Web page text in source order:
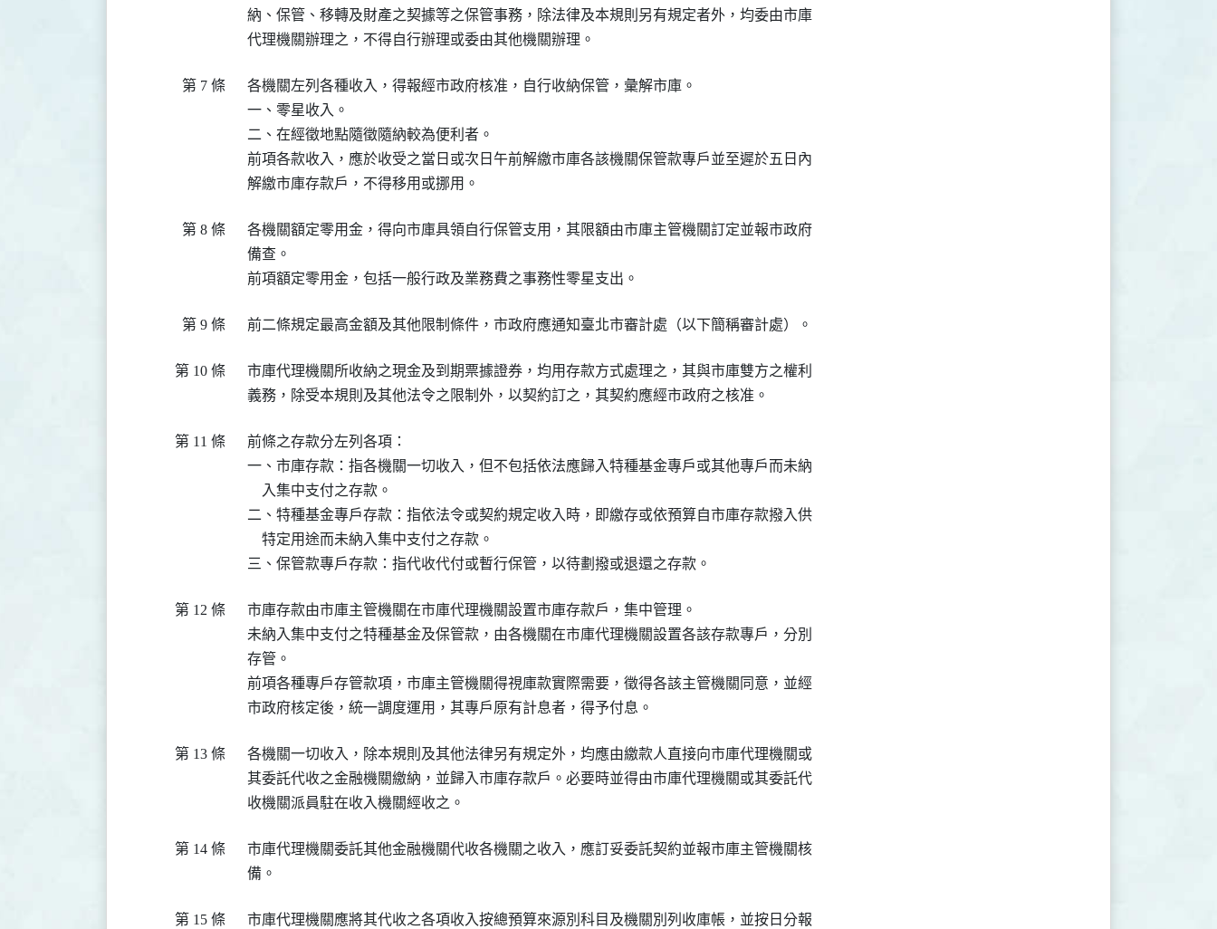
  納、保管、移轉及財產之契據等之保管事務，除法律及本規則另有規定者外，均委由市庫
第 7 條
  各機關左列各種收入，得報經市政府核准，自行收納保管，彙解市庫。
  一、零星收入。
  二、在經徵地點隨徵隨納較為便利者。
  前項各款收入，應於收受之當日或次日午前解繳市庫各該機關保管款專戶並至遲於五日內
第 8 條
  各機關額定零用金，得向市庫具領自行保管支用，其限額由市庫主管機關訂定並報市政府
  備查。
第 9 條
第 10 條
  市庫代理機關所收納之現金及到期票據證券，均用存款方式處理之，其與市庫雙方之權利
第 11 條
  前條之存款分左列各項：
  一、市庫存款：指各機關一切收入，但不包括依法應歸入特種基金專戶或其他專戶而未納
      入集中支付之存款。
  二、特種基金專戶存款：指依法令或契約規定收入時，即繳存或依預算自市庫存款撥入供
      特定用途而未納入集中支付之存款。
第 12 條
  市庫存款由市庫主管機關在市庫代理機關設置市庫存款戶，集中管理。
  未納入集中支付之特種基金及保管款，由各機關在市庫代理機關設置各該存款專戶，分別
  存管。
  前項各種專戶存管款項，市庫主管機關得視庫款實際需要，徵得各該主管機關同意，並經
第 13 條
  各機關一切收入，除本規則及其他法律另有規定外，均應由繳款人直接向市庫代理機關或
  其委託代收之金融機關繳納，並歸入市庫存款戶。必要時並得由市庫代理機關或其委託代
第 14 條
  市庫代理機關委託其他金融機關代收各機關之收入，應訂妥委託契約並報市庫主管機關核
第 15 條
  市庫代理機關應將其代收之各項收入按總預算來源別科目及機關別列收庫帳，並按日分報